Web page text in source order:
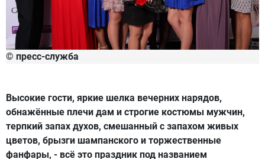
© пресс-служба
Высокие гости, яркие шелка вечерних нарядов,
обнажённые плечи дам и строгие костюмы мужчин,
терпкий запах духов, смешанный с запахом живых
цветов, брызги шампанского и торжественные
фанфары, - всё это праздник под названием